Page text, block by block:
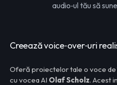
audio‑ul tău să
Creează voice‑over‑uri
Oferă proiectelor tale o voce
cu vocea AI Olaf Scholz. Acest